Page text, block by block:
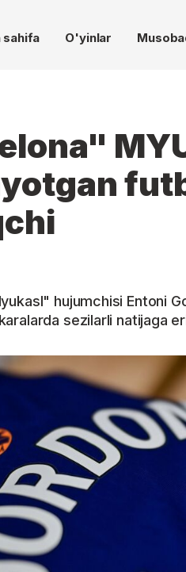
sahifa O'yinlar
hujumchisi Entoni
sezilarli natijaga